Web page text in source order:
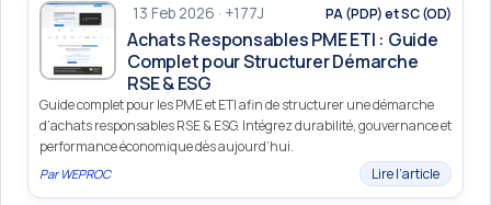
13 Feb 2026 · +177J PA (PDP) et SC (OD)
Achats Responsables PME ETI : Guide
Complet pour Structurer Démarche
RSE & ESG
Guide complet pour les PME et ETI afin de structurer une démarche
d’achats responsables RSE & ESG. Intégrez durabilité, gouvernance et
performance économique dès aujourd’hui.
ParWEPROC Lire l’article